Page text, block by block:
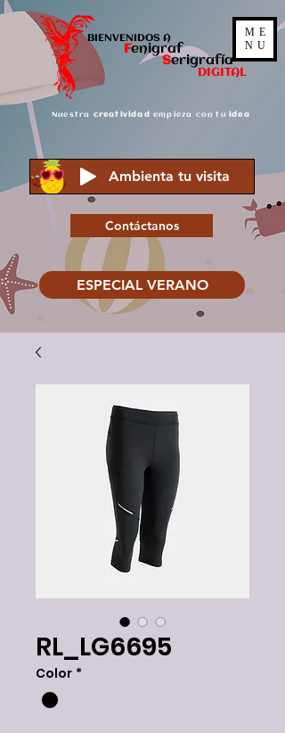
BIENVENIDOS A
Fenigraf
Serigrafía
DIGITAL
Nuestra creatividad empieza con tu idea
Ambienta tu visita
Contáctanos
ESPECIAL VERANO
ME
NU
RL_LG6695
Color *